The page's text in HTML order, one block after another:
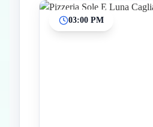
03:00 PM